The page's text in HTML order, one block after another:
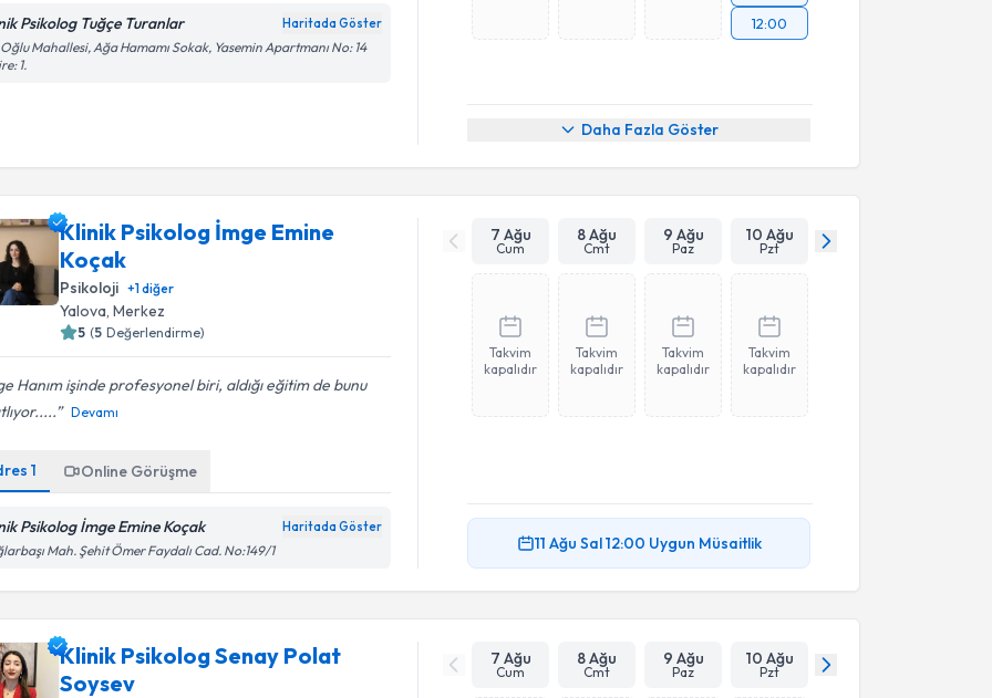
Psikolog Tuğçe Turanlar Haritada Göster
Mahallesi, Ağa Hamamı Sokak, Yasemin Apartmanı No: 14
1.
12:00
Daha Fazla Göster
Klinik Psikolog İmge Emine
Koçak
Psikoloji +1diğer
Yalova, Merkez
5 (5 Değerlendirme)
Hanım işinde profesyonel biri, aldığı eğitim de bunu
Devamı
1 Online Görüşme
Psikolog İmge Emine Koçak Haritada Göster
Mah. Şehit Ömer Faydalı Cad. No:149/1
7 Ağu
Cum
8 Ağu
Cmt
9 Ağu
Paz
10 Ağu
Pzt
Takvim
kapalıdır
Takvim
kapalıdır
Takvim
kapalıdır
Takvim
kapalıdır
11 Ağu Sal12:00 Uygun Müsaitlik
Klinik Psikolog Senay Polat
Soysev
7 Ağu
Cum
8 Ağu
Cmt
9 Ağu
Paz
10 Ağu
Pzt